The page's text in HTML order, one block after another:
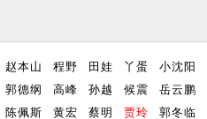
赵本山 程野 田娃 丫蛋
小沈阳
郭德纲
高峰 孙越 候震
岳云鹏
陈佩斯
黄宏 蔡明 贾玲 郭冬临